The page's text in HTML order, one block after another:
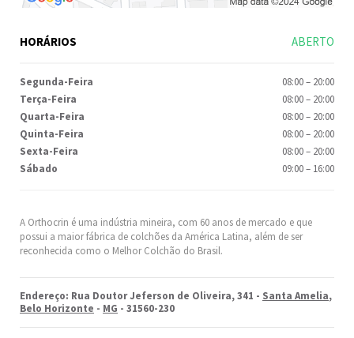
A Orthocrin é uma indústria mineira, com 60 anos de mercado e que
possui a maior fábrica de colchões da América Latina, além de ser
reconhecida como o Melhor Colchão do Brasil.
Endereço: Rua Doutor Jeferson de Oliveira, 341 - Santa Amelia,
Belo Horizonte - MG - 31560-230
HORÁRIOS ABERTO
Segunda-Feira 08:00– 20:00
Terça-Feira
08:00– 20:00
Quarta-Feira
08:00– 20:00
Quinta-Feira
08:00– 20:00
Sexta-Feira
08:00– 20:00
Sábado
09:00– 16:00